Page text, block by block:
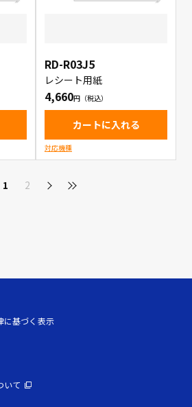
RD-R03J5
レシート用紙
4,660
カートに入れる
対応機種
1 2
に基づく表示
いて